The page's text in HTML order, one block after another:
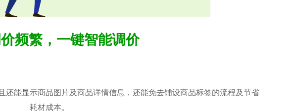
频繁，一键智能调价
还能显示商品图片及商品详情信息，还能免去铺设商品标签的流程及节省
耗材成本。